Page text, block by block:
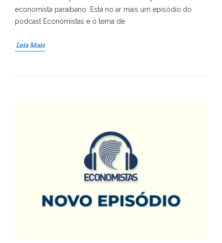
economista paraibano Está no ar mais um episódio do
podcast Economistas e o tema de
Leia Mais